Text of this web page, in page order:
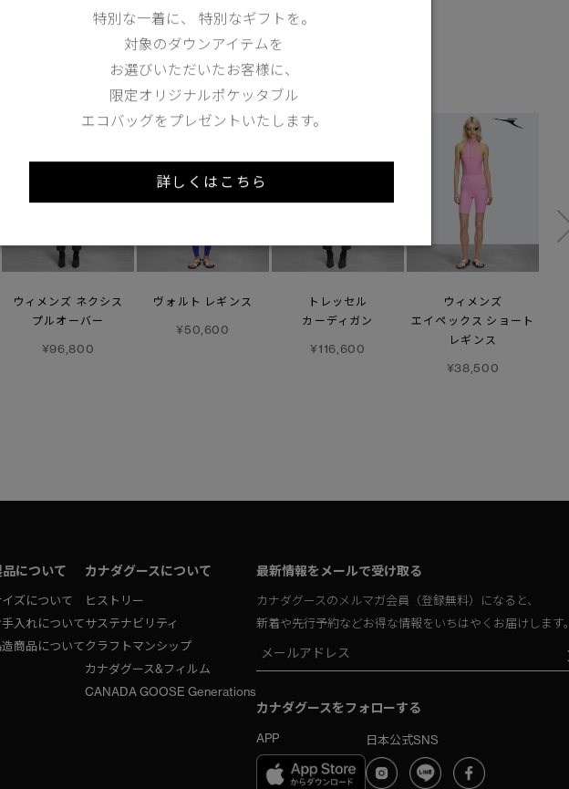
あなたへのおすすめ
ウィメンズ ネクシス
プルオーバー
¥96,800
ヴォルト レギンス
¥50,600
トレッセル
カーディガン
¥116,600
ウィメンズ
エイペックス ショート
レギンス
¥38,500
品について
イズについて
手入れについて
商品について
カナダグースについて
ヒストリー
サステナビリティ
クラフトマンシップ
カナダグース&フィルム
CANADA GOOSE Generations
最新情報をメールで受け取る
カナダグースのメルマガ会員（登録無料）になると、
新着や先行予約などお得な情報をいちはやくお届けします。
カナダグースをフォローする
APP 日本公式SNS
特別な一着に、 特別なギフトを。
対象のダウンアイテムを
お選びいただいたお客様に、
限定オリジナルポケッタブル
エコバッグをプレゼントいたします。
詳しくはこちら